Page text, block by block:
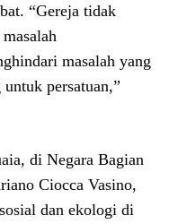
“Gereja tidak
masalah yang
persatuan,”
di Negara Bagian
Ciocca Vasino,
dan ekologi di